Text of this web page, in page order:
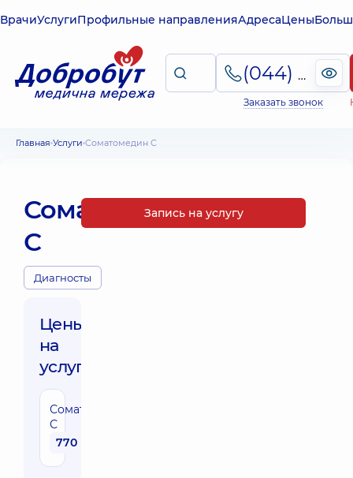
ВрачиУслугиПрофильные направленияАдресаЦены
(044) 495-2-888
Заказать звонок
Главная Услуги Соматомедин С
Соматомедин
С
Диагносты
Цены
на
услуги:
Соматомедин
С
770 грн
Запись на услугу